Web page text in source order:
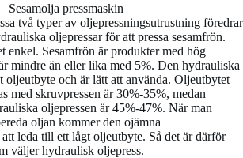
Sesamolja pressmaskin
två typer av oljepressningsutrustning föredrar
oljepressar för att pressa sesamfrön.
enkel. Sesamfrön är produkter med hög
mindre än eller lika med 5%. Den hydrauliska
oljeutbyte och är lätt att använda. Oljeutbytet
med skruvpressen är 30%-35%, medan
oljepressen är 45%-47%. När man
oljan kommer den ojämna
leda till ett lågt oljeutbyte. Så det är därför
väljer hydraulisk oljepress.